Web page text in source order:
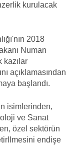
kurulacak
2018
Numan
kazılar
açıklamasından
başlandı.
isimlerinden,
ve Sanat
özel sektörün
endişe